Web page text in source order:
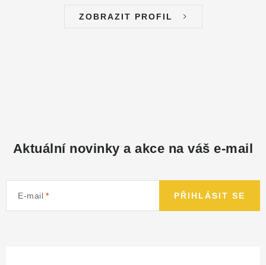
ZOBRAZIT PROFIL
Aktuální novinky a akce na váš e-mail
E-mail PŘIHLÁSIT SE